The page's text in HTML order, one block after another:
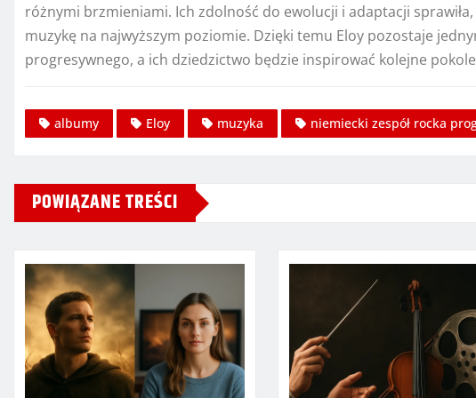
różnymi brzmieniami. Ich zdolność do ewolucji i adaptacji
muzykę na najwyższym poziomie. Dzięki temu Eloy pozostaje
progresywnego, a ich dziedzictwo będzie inspirować kolejne
albumy Eloy muzyka niemiecki zespół rocka
POWIĄZANE TREŚCI